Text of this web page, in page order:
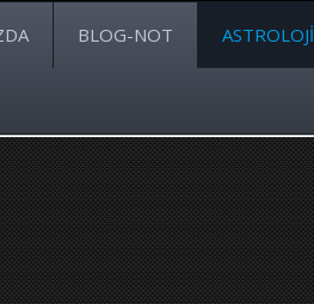
BLOG-NOT ASTROLOJİ